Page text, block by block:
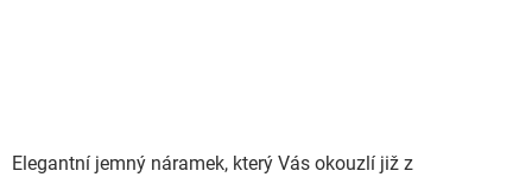
Elegantní jemný náramek, který Vás okouzlí již z